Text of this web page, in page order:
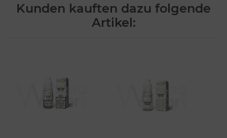
Kunden kauften dazu folgende
Artikel: